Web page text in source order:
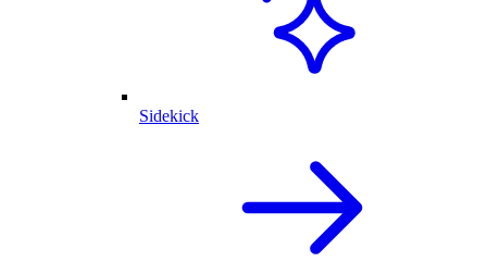
Sidekick